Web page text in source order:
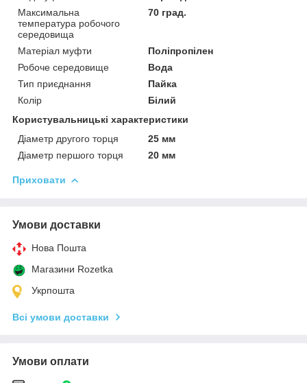
Максимальна
температура робочого
середовища
70 град.
Матеріал муфти
Поліпропілен
Робоче середовище
Вода
Тип приєднання
Пайка
Колір
Білий
Користувальницькі характеристики
Діаметр другого торця
25 мм
Діаметр першого торця
20 мм
Приховати
Умови доставки
Нова Пошта
Магазини Rozetka
Укрпошта
Всі умови доставки
Умови оплати